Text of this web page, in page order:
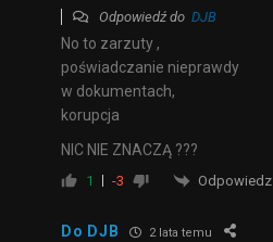
Odpowiedź do DJB
No to zarzuty ,
poświadczanie nieprawdy
w dokumentach,
korupcja
NIC NIE ZNACZĄ ???
1 -3 Odpowiedz
Do DJB 2 lata temu